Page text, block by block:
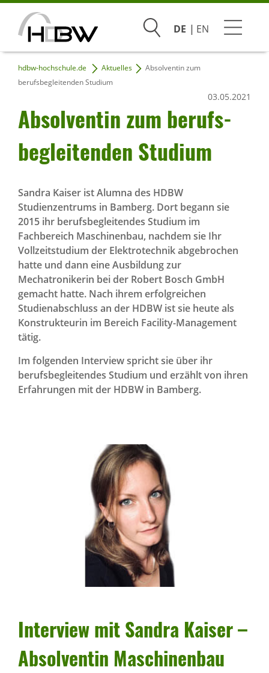
SuchenDE EN
Studium
Praxis & Unternehmen
Hochschule
Infoveranstaltungen
hdbw-hochschule.de Aktuelles
Absolventin zum
berufsbegleitenden Studium
Absol­ventin zum berufs­
be­glei­tenden Studium
03.05.2021
Sandra Kaiser ist Alumna des HDBW
Studienzentrums in Bamberg. Dort begann sie
2015 ihr berufsbegleitendes Studium im
Fachbereich Maschinenbau, nachdem sie Ihr
Vollzeitstudium der Elektrotechnik abgebrochen
hatte und dann eine Ausbildung zur
Mechatronikerin bei der Robert Bosch GmbH
gemacht hatte. Nach ihrem erfolgreichen
Studienabschluss an der HDBW ist sie heute als
Konstrukteurin im Bereich Facility-Management
tätig.
Im folgenden Interview spricht sie über ihr
berufsbegleitendes Studium und erzählt von ihren
Erfahrungen mit der HDBW in Bamberg.
Inter­view mit Sandra Kaiser –
Absol­ventin Maschi­nenbau